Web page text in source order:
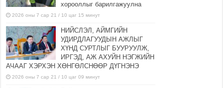
хорооллыг барилгажуулна
2026 оны 7 сар 21 / 10 цаг 15 минут
НИЙСЛЭЛ, АЙМГИЙН
УДИРДЛАГУУДЫН АЖЛЫГ
ХҮНД СУРТЛЫГ БУУРУУЛЖ,
ИРГЭД, АЖ АХУЙН НЭГЖИЙН
АЧААГ ХЭРХЭН ХӨНГӨЛСНӨӨР ДҮГНЭНЭ
2026 оны 7 сар 21 / 10 цаг 09 минут